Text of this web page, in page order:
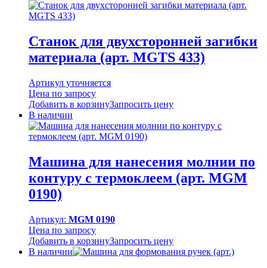
Станок для двухсторонней загибки
материала (арт. MGTS 433)
Артикул уточняется
Цена по запросу
Добавить в корзинуЗапросить цену
В наличии
Машина для нанесения молнии по
контуру с термоклеем (арт. MGM
0190)
Артикул: MGM 0190
Цена по запросу
Добавить в корзинуЗапросить цену
В наличии